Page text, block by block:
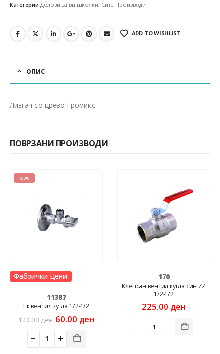
Категории Делови за вц школки, Сите Производи
ADD TO WISHLIST
ОПИС
Лизгач со црево Громикс
ПОВРЗАНИ ПРОИЗВОДИ
денCurrent
is:
60.00 ден.
Клепсан вентил кугла син ZZ
225.00
НЕМА НА
Клепсан вентил
пропушени 3/4-
285.00